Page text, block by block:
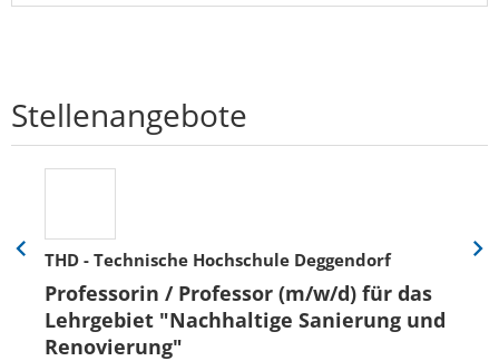
Stellenangebote
THD - Technische Hochschule Deggendorf
Professorin / Professor (m/w/d) für das
Lehrgebiet "Nachhaltige Sanierung und
Renovierung"
Eine
zurück
Eine